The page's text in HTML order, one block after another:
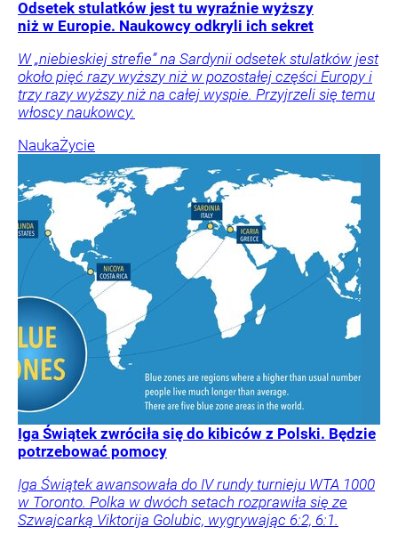
Odsetek stulatków jest tu wyraźnie wyższy
niż w Europie. Naukowcy odkryli ich sekret
W „niebieskiej strefie” na Sardynii odsetek stulatków jest
około pięć razy wyższy niż w pozostałej części Europy i
trzy razy wyższy niż na całej wyspie. Przyjrzeli się temu
włoscy naukowcy.
NaukaŻycie
Iga Świątek zwróciła się do kibiców z Polski. Będzie
potrzebować pomocy
Iga Świątek awansowała do IV rundy turnieju WTA 1000
w Toronto. Polka w dwóch setach rozprawiła się ze
Szwajcarką Viktorija Golubic, wygrywając 6:2, 6:1.